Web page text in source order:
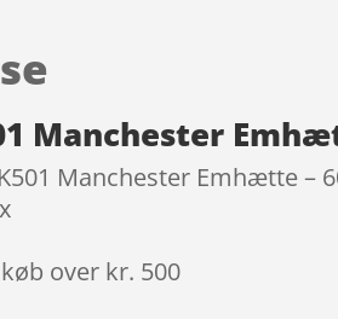
Manchester
Manchester Emhætte –
køb over kr. 500